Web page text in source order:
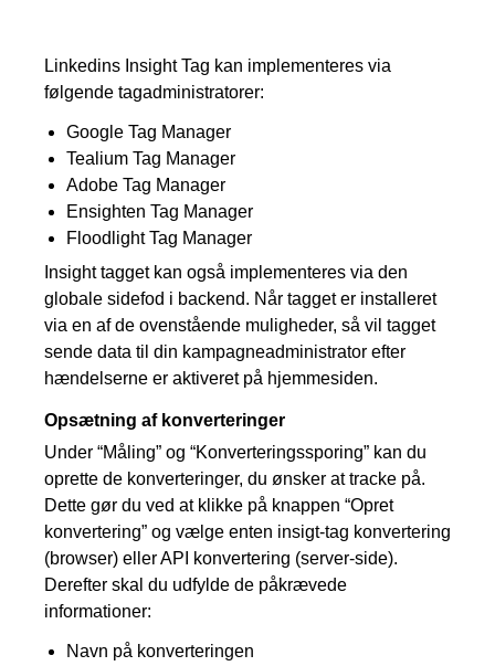
Linkedins Insight Tag kan implementeres via
følgende tagadministratorer:
Google Tag Manager
Tealium Tag Manager
Adobe Tag Manager
Ensighten Tag Manager
Floodlight Tag Manager
Insight tagget kan også implementeres via den
globale sidefod i backend. Når tagget er installeret
via en af de ovenstående muligheder, så vil tagget
sende data til din kampagneadministrator efter
hændelserne er aktiveret på hjemmesiden.
Opsætning af konverteringer
Under “Måling” og “Konverteringssporing” kan du
oprette de konverteringer, du ønsker at tracke på.
Dette gør du ved at klikke på knappen “Opret
konvertering” og vælge enten insigt-tag konvertering
(browser) eller API konvertering (server-side).
Derefter skal du udfylde de påkrævede
informationer:
Navn på konverteringen